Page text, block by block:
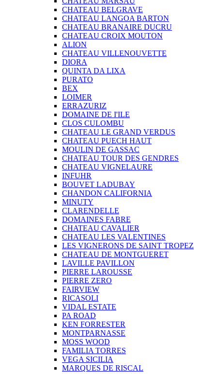
CHATEAU BELGRAVE
CHATEAU LANGOA BARTON
CHATEAU BRANAIRE DUCRU
CHATEAU CROIX MOUTON
ALION
CHATEAU VILLENOUVETTE
DIORA
QUINTA DA LIXA
PURATO
BEX
LOIMER
ERRAZURIZ
DOMAINE DE I'ILE
CLOS CULOMBU
CHATEAU LE GRAND VERDUS
CHATEAU PUECH HAUT
MOULIN DE GASSAC
CHATEAU TOUR DES GENDRES
CHATEAU VIGNELAURE
INFUHR
BOUVET LADUBAY
CHANDON CALIFORNIA
MINUTY
CLARENDELLE
DOMAINES FABRE
CHATEAU CAVALIER
CHATEAU LES VALENTINES
LES VIGNERONS DE SAINT TROPEZ
CHATEAU DE MONTGUERET
LAVILLE PAVILLON
PIERRE LAROUSSE
PIERRE ZERO
FAIRVIEW
RICASOLI
VIDAL ESTATE
PA ROAD
KEN FORRESTER
MONTPARNASSE
MOSS WOOD
FAMILIA TORRES
VEGA SICILIA
MARQUES DE RISCAL